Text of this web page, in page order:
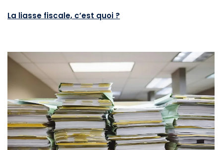
La liasse fiscale, c’est quoi ?